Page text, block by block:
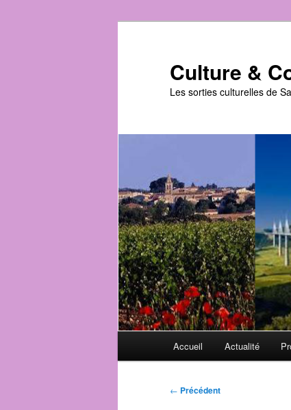
Culture &
Les sorties culturelles de
Accueil Actualité
Navigation
← Précédent